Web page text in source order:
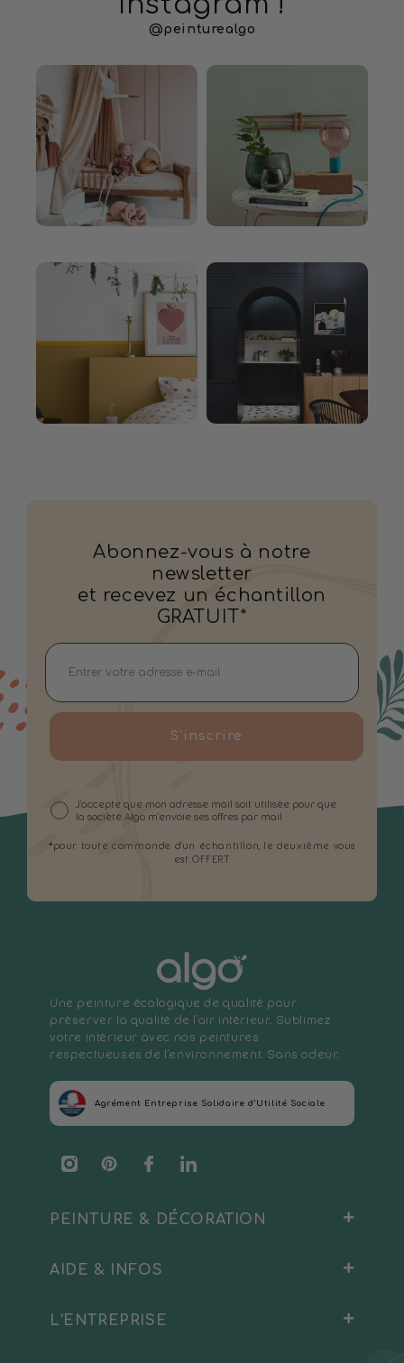
@peinturealgo
Abonnez-vous à notre
newsletter
et recevez un échantillon
GRATUIT*
S'inscrire
J'accepte que mon adresse mail soit utilisée pour que
la société Algo m'envoie ses offres par mail
*pour toute commande d'un échantillon, le deuxième vous
est OFFERT
Une peinture écologique de qualité pour
préserver la qualité de l'air intérieur. Sublimez
votre intérieur avec nos peintures
respectueuses de l'environnement. Sans odeur.
Agrément Entreprise Solidaire d’Utilité Sociale
InstagramPinterestFacebookTranslation
PEINTURE & DÉCORATION
Peinture Intérieure
AIDE & INFOS
Blog
L’ENTREPRISE